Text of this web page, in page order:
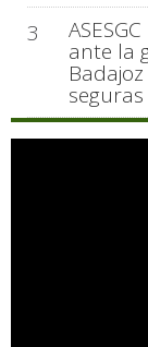
3
ante la
seguras